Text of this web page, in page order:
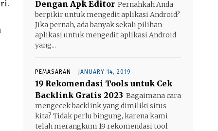
Dengan Apk Editor Pernahkah Anda
berpikir untuk mengedit aplikasi Android?
Jika pernah, ada banyak sekali pilihan
aplikasi untuk mengedit aplikasi Android
yang...
PEMASARAN JANUARY 14, 2019
19 Rekomendasi Tools untuk Cek
Backlink Gratis 2023 Bagaimana cara
mengecek backlink yang dimiliki situs
kita? Tidak perlu bingung, karena kami
telah merangkum 19 rekomendasi tool